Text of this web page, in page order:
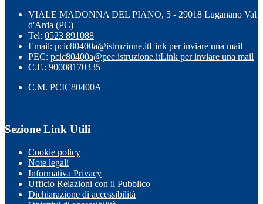
VIALE MADONNA DEL PIANO, 5 - 29018 Luganano Val
d'Arda (PC)
Tel: 0523 891088
Email: pcic80400a@istruzione.itLink per inviare una mail
PEC: pcic80400a@pec.istruzione.itLink per inviare una mail
C.F.: 90008170335
C.M. PCIC80400A
Sezione Link Utili
Cookie policy
Note legali
Informativa Privacy
Ufficio Relazioni con il Pubblico
Dichiarazione di accessibilità